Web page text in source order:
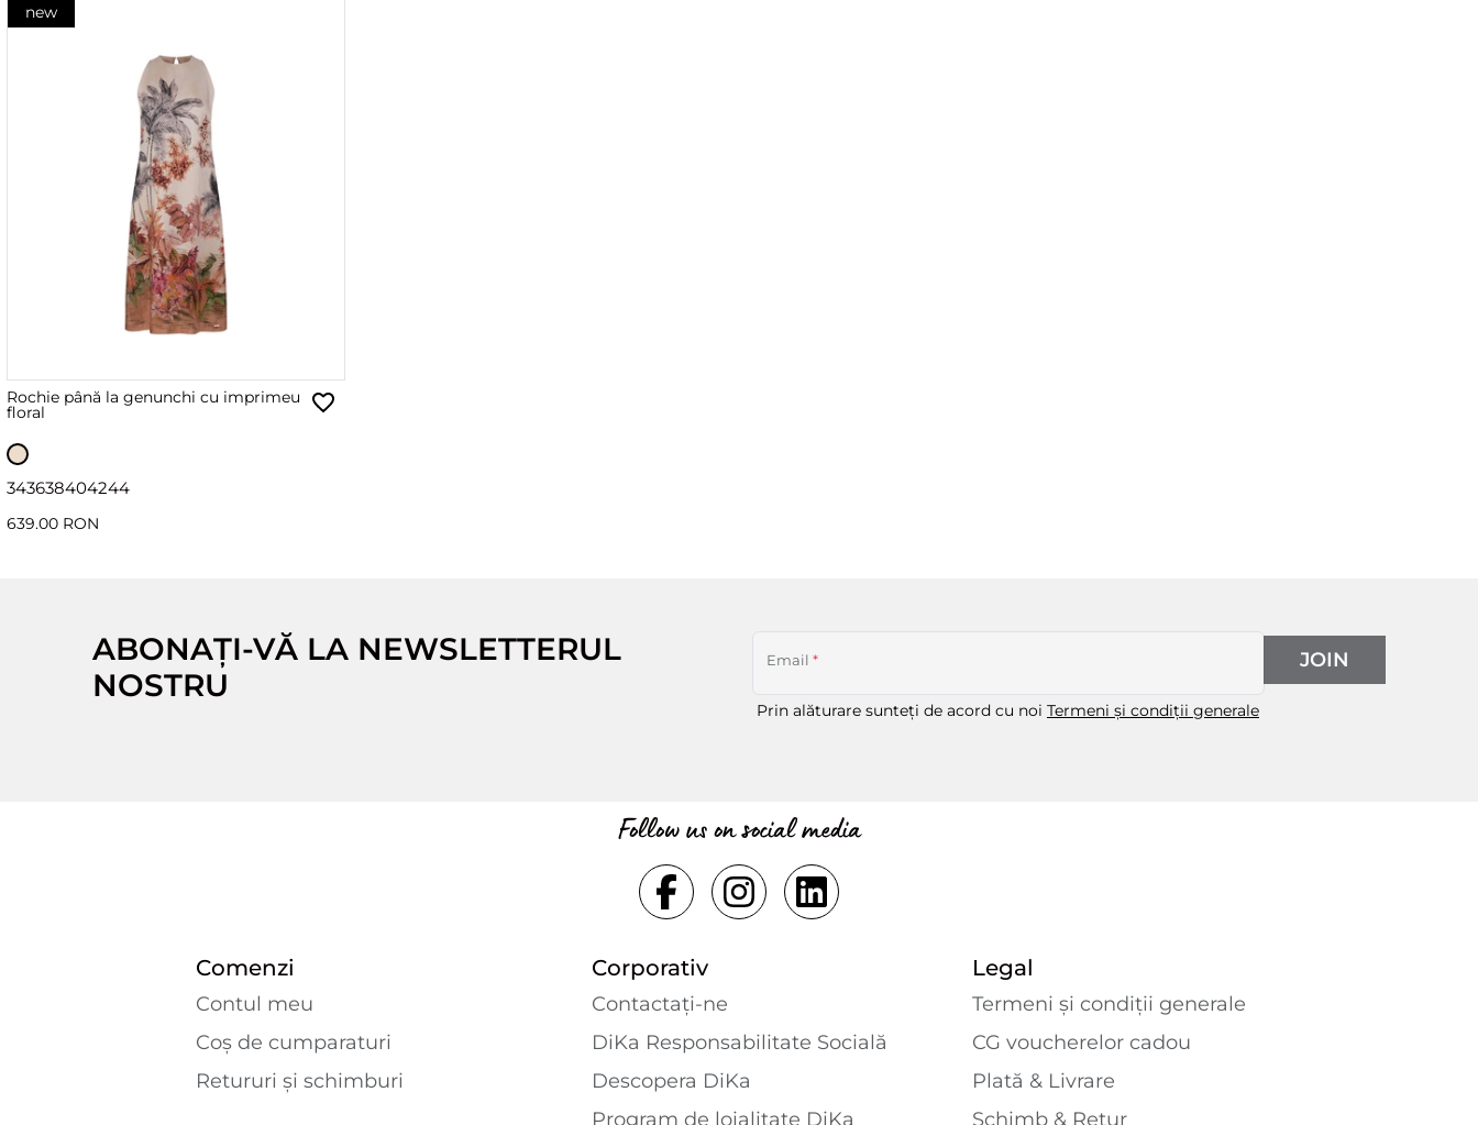
new
Rochie până la genunchi cu imprimeu
floral
343638404244
639.00 RON
ABONAȚI-VĂ LA NEWSLETTERUL
NOSTRU
Email *
Prin alăturare sunteți de acord cu noi Termeni și condiții generale
JOIN
Follow us on social media
Comenzi
Contul meu
Coș de cumparaturi
Retururi și schimburi
Corporativ
Contactaţi-ne
DiKa Responsabilitate Socială
Descopera DiKa
Program de loialitate DiKa
Legal
Termeni și condiții generale
CG voucherelor cadou
Plată & Livrare
Schimb & Retur